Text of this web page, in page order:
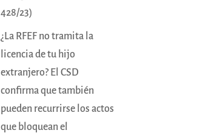
428/23)
¿La RFEF no tramita la
licencia de tu hijo
extranjero? El CSD
confirma que también
pueden recurrirse los actos
que bloquean el